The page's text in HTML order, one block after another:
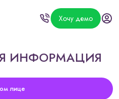
Хочу демо
ИНФОРМАЦИЯ
лице